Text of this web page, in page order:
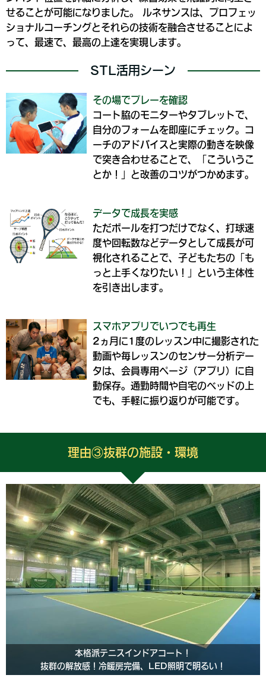
せることが可能になりました。 ルネサンスは、プロフェッ
ショナルコーチングとそれらの技術を融合させることによ
って、最速で、最高の上達を実現します。
STL活用シーン
その場でプレーを確認
コート脇のモニターやタブレットで、
自分のフォームを即座にチェック。コ
ーチのアドバイスと実際の動きを映像
で突き合わせることで、「こういうこ
とか！」と改善のコツがつかめます。
データで成長を実感
ただボールを打つだけでなく、打球速
度や回転数などデータとして成長が可
視化されることで、子どもたちの「も
っと上手くなりたい！」という主体性
を引き出します。
スマホアプリでいつでも再生
2ヵ月に1度のレッスン中に撮影された
動画や毎レッスンのセンサー分析デー
タは、会員専用ページ（アプリ）に自
動保存。通勤時間や自宅のベッドの上
でも、手軽に振り返りが可能です。
理由③抜群の施設・環境
本格派テニスインドアコート！
抜群の解放感！冷暖房完備、LED照明で明るい！